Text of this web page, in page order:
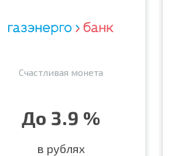
Счастливая монета
До 3.9 %
в рублях